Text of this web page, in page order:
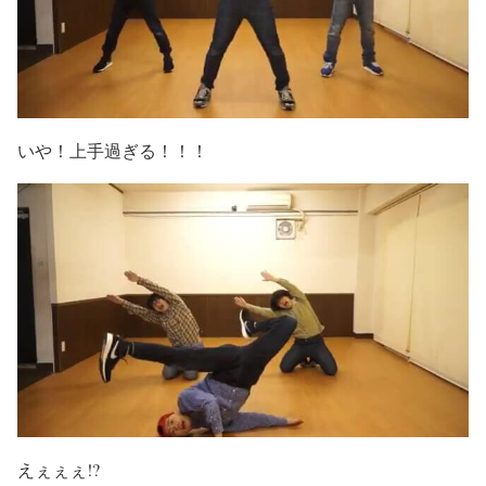
いや！上手過ぎる！！！
えぇぇぇ!?